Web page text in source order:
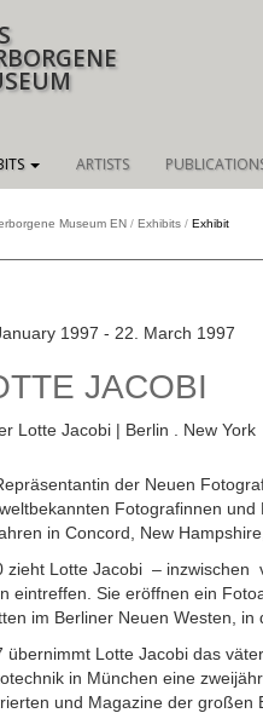
ARTISTS
Museum EN Exhibits Exhibit
1997 - 22. March 1997
JACOBI
Lotte Jacobi | Berlin . New York
der Neuen
Fotografinnen
in Concord, New
zieht Lotte Jacobi – inzwischen
eintreffen. Sie eröffnen ein
im Berliner Neuen Westen,
übernimmt Lotte Jacobi das
in München eine
und Magazine der großen